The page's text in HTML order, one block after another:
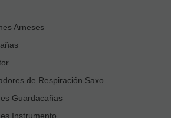
Arneses
de Respiración Saxo
Guardacañas
Instrumento